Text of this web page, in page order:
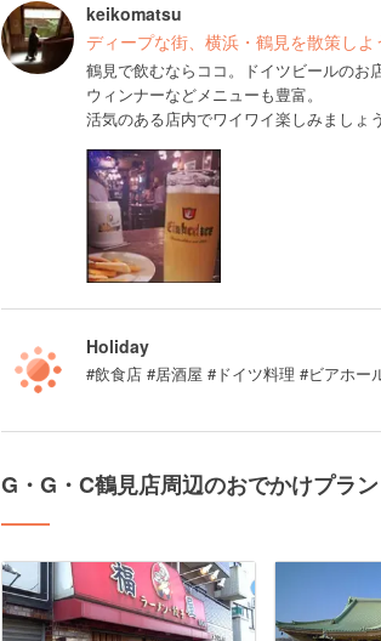
keikomatsu
ディープな街、横浜・鶴見を散策しよ
鶴見で飲むならココ。ドイツビールのお店
ウィンナーなどメニューも豊富。
活気のある店内でワイワイ楽しみましょ
Holiday
#飲食店 #居酒屋 #ドイツ料理 #ビアホー
G・G・C鶴見店周辺のおでかけプラン